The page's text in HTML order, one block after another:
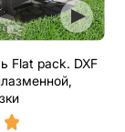
Flat pack. DXF